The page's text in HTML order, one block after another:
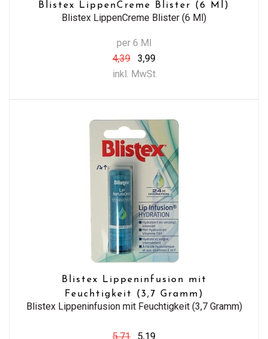
Blistex LippenCreme Blister (6 Ml)
Blistex LippenCreme Blister (6 Ml)
per 6 Ml
4,39
3,99
inkl. MwSt
Blistex Lippeninfusion mit
Feuchtigkeit (3,7 Gramm)
Blistex Lippeninfusion mit Feuchtigkeit (3,7 Gramm)
5,71 5,19